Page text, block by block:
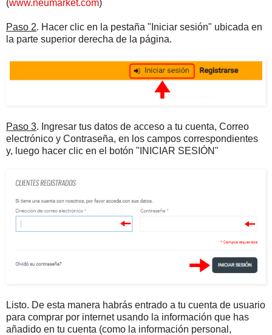
(www.neumarket.com)
Paso 2. Hacer clic en la pestaña "Iniciar sesión" ubicada en
la parte superior derecha de la página.
Paso 3. Ingresar tus datos de acceso a tu cuenta, Correo
electrónico y Contraseña, en los campos correspondientes
y, luego hacer clic en el botón "INICIAR SESIÓN"
Listo. De esta manera habrás entrado a tu cuenta de usuario
para comprar por internet usando la información que has
añadido en tu cuenta (como la información personal,